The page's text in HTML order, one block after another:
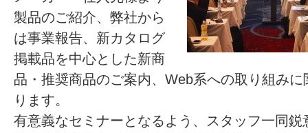
製品のご紹介、弊社から
は事業報告、新カタログ
掲載品を中心とした新商
品・推奨商品のご案内、Web系への取り組み
ります。
有意義なセミナーとなるよう、スタッフ一同